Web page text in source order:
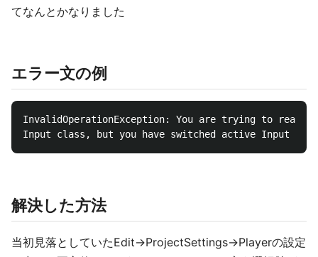
てなんとかなりました
エラー文の例
InvalidOperationException: You are trying to read
解決した方法
当初見落としていたEdit->ProjectSettings->Playerの設定